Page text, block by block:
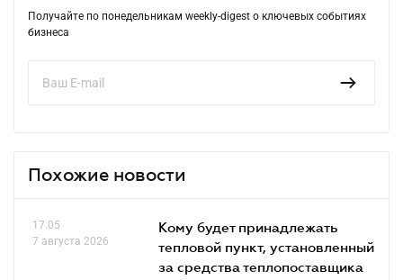
Получайте по понедельникам weekly-digest о ключевых событиях
бизнеса
Похожие новости
17.05
7 августа 2026
Кому будет принадлежать
тепловой пункт, установленный
за средства теплопоставщика